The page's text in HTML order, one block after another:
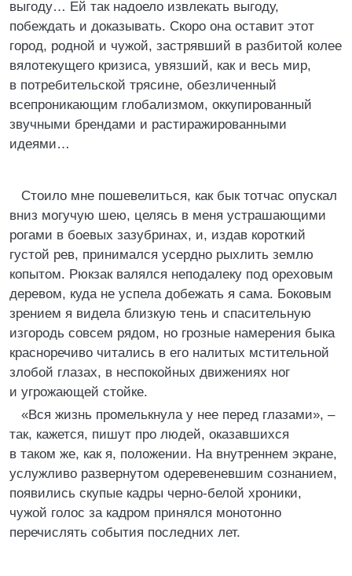
выгоду… Ей так надоело извлекать выгоду,
побеждать и доказывать. Скоро она оставит этот
город, родной и чужой, застрявший в разбитой колее
вялотекущего кризиса, увязший, как и весь мир,
в потребительской трясине, обезличенный
всепроникающим глобализмом, оккупированный
звучными брендами и растиражированными
идеями…
Стоило мне пошевелиться, как бык тотчас опускал
вниз могучую шею, целясь в меня устрашающими
рогами в боевых зазубринах, и, издав короткий
густой рев, принимался усердно рыхлить землю
копытом. Рюкзак валялся неподалеку под ореховым
деревом, куда не успела добежать я сама. Боковым
зрением я видела близкую тень и спасительную
изгородь совсем рядом, но грозные намерения быка
красноречиво читались в его налитых мстительной
злобой глазах, в неспокойных движениях ног
и угрожающей стойке.
«Вся жизнь промелькнула у нее перед глазами», –
так, кажется, пишут про людей, оказавшихся
в таком же, как я, положении. На внутреннем экране,
услужливо развернутом одеревеневшим сознанием,
появились скупые кадры черно-белой хроники,
чужой голос за кадром принялся монотонно
перечислять события последних лет.